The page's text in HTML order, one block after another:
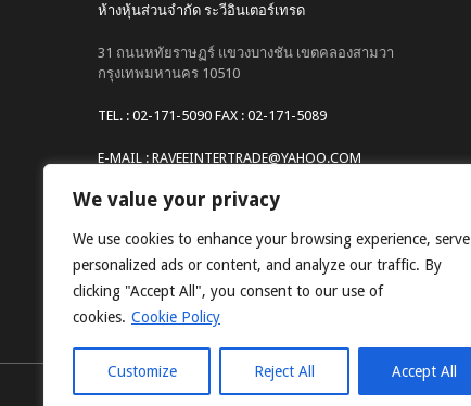
We value your privacy
We use cookies to enhance your browsing experience, serve
personalized ads or content, and analyze our traffic. By
clicking "Accept All", you consent to our use of
cookies. Cookie Policy
Customize Reject All Accept All
ห้างหุ้นส่วนจำกัด ระวีอินเตอร์เทรด
31 ถนนหทัยราษฏร์ แขวงบางชัน เขตคลองสามวา
กรุงเทพมหานคร 10510
TEL. : 02-171-5090 FAX : 02-171-5089
E-MAIL : RAVEEINTERTRADE@YAHOO.COM
Website : www.raveeintertrade.com